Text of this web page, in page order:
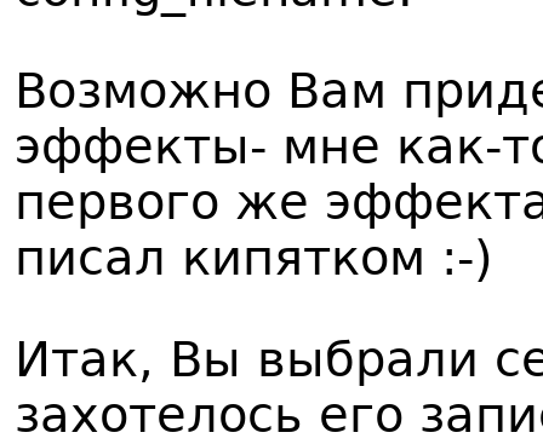
Возможно Вам
эффекты- мне как-
первого же
писал кипятком :-)
Итак, Вы выбрали
захотелось его